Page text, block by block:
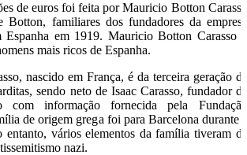
de euros foi feita por Mauricio Botton Carasso
Botton, familiares dos fundadores da empresa
Espanha em 1919. Mauricio Botton Carasso é
mais ricos de Espanha.
nascido em França, é da terceira geração da
sendo neto de Isaac Carasso, fundador da
com informação fornecida pela Fundação
de origem grega foi para Barcelona durante a
vários elementos da família tiveram de
nazi.